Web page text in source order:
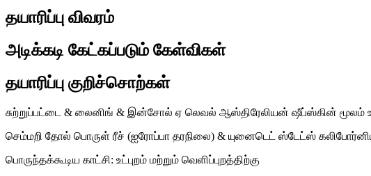
தயாரிப்பு விவரம்
அடிக்கடி கேட்கப்படும் கேள்விகள்
தயாரிப்பு குறிச்சொற்கள்
சுற்றுப்பட்டை & லைனிங் & இன்சோல் ஏ லெவல் ஆஸ்திரேலியன் ஷீப்ஸ்கின் மூலம்
செம்மறி தோல் பொருள் ரீச் (ஐரோப்பா தரநிலை) & யுனைடெட் ஸ்டேட்ஸ்
பொருந்தக்கூடிய காட்சி: உட்புறம் மற்றும் வெளிப்புறத்திற்கு